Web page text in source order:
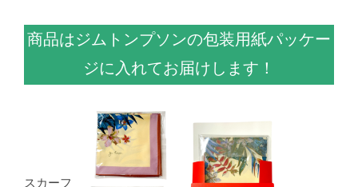
商品はジムトンプソンの包装用紙パッケー
ジに入れてお届けします！
スカーフ